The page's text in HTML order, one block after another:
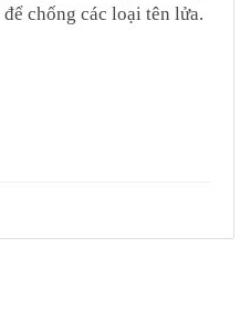
chống các loại tên lửa.